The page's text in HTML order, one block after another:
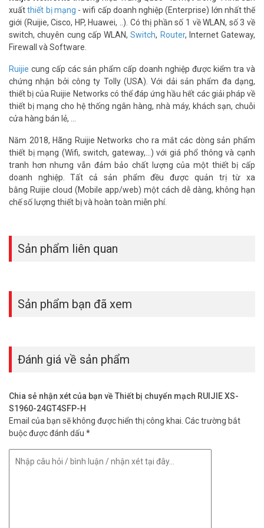
xuấtthiết bị mạng - wifi cấp doanh nghiệp (Enterprise) lớn nhất thế
giới (Ruijie, Cisco, HP, Huawei, ..). Có thị phần số 1 về WLAN, số 3 về
switch, chuyên cung cấp WLAN,Switch, Router, Internet Gateway,
Firewall và Software.
Ruijie cung cấp các sản phẩm cấp doanh nghiệp được kiểm tra và
chứng nhận bởi công ty Tolly (USA). Với dải sản phẩm đa dạng,
thiết bị của Ruijie Networks có thể đáp ứng hầu hết các giải pháp về
thiết bị mạng cho hệ thống ngân hàng, nhà máy, khách sạn, chuỗi
cửa hàng bán lẻ, ...
Năm 2018, Hãng Ruijie Networks cho ra mắt các dòng sản phẩm
thiết bị mạng (Wifi, switch, gateway,...) với giá phổ thông và cạnh
tranh hơn nhưng vẫn đảm bảo chất lượng của một thiết bị cấp
doanh nghiệp. Tất cả sản phẩm đều được quản trị từ xa
bằng Ruijie cloud (Mobile app/web) một cách dễ dàng, không hạn
chế số lượng thiết bị và hoàn toàn miễn phí.
Sản phẩm liên quan
Sản phẩm bạn đã xem
Đánh giá về sản phẩm
Chia sẻ nhận xét của bạn về Thiết bị chuyển mạch RUIJIE XS-
S1960-24GT4SFP-H
Email của bạn sẽ không được hiển thị công khai. Các trường bắt
buộc được đánh dấu *